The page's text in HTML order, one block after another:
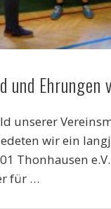
und Ehrungen
unserer
wir ein
Thonhausen
für …